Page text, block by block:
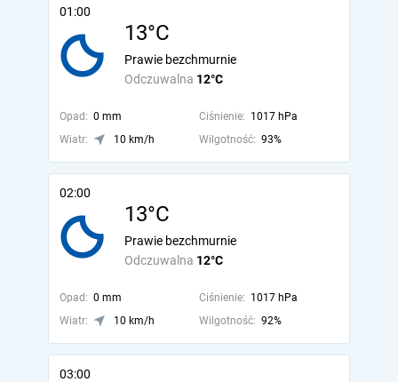
01:00
13°C
Odczuwalna 12°C
Prawie bezchmurnie
Opad: 0 mm Ciśnienie: 1017 hPa
Wiatr:
10 km/h Wilgotność: 93%
02:00
13°C
Odczuwalna 12°C
Prawie bezchmurnie
Opad: 0 mm Ciśnienie: 1017 hPa
Wiatr:
10 km/h Wilgotność: 92%
03:00